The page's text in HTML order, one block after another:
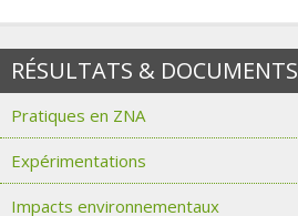
RÉSULTATS & DOCUMENTS
Pratiques en ZNA
Expérimentations
Impacts environnementaux